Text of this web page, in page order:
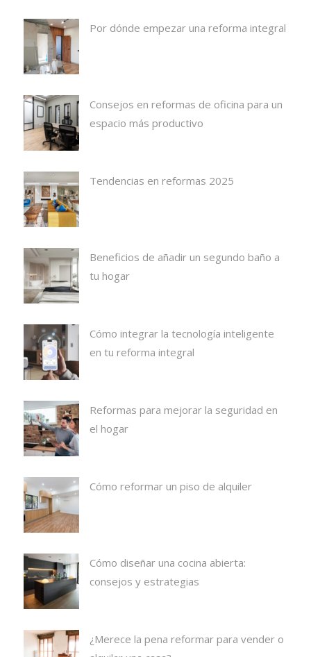
Por dónde empezar una reforma integral
Consejos en reformas de oficina para un
espacio más productivo
Tendencias en reformas 2025
Beneficios de añadir un segundo baño a
tu hogar
Cómo integrar la tecnología inteligente
en tu reforma integral
Reformas para mejorar la seguridad en
el hogar
Cómo reformar un piso de alquiler
Cómo diseñar una cocina abierta:
consejos y estrategias
¿Merece la pena reformar para vender o